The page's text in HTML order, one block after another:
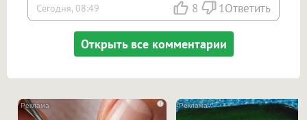
Сегодня, 08:49 8 1Ответить
Открыть все комментарии
i